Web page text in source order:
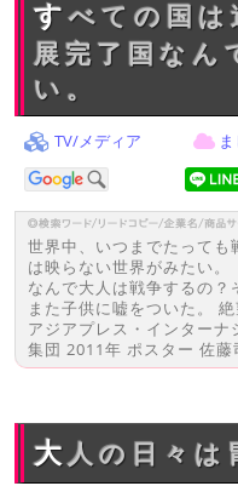
すべての国は途上国だと思う。発
展完了国なん
い。
TV/メディア
世界中、いつまでたっても
は映らない世界がみたい。
なんで大人は戦争するの？
また子供に嘘をついた。
アジアプレス・インターナ
集団 2011年 ポスター 佐藤
大人の日々